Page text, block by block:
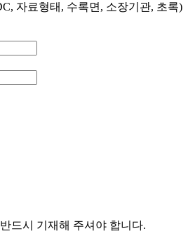
자료형태, 수록면, 소장기관, 초록)
드시 기재해 주셔야 합니다.